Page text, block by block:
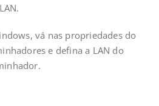
vá nas propriedades do
e defina a LAN do